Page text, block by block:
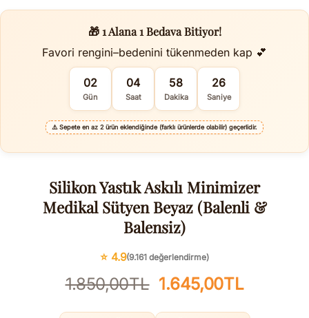
🎁 1 Alana 1 Bedava Bitiyor!
Favori rengini–bedenini tükenmeden kap 💕
02
Gün
04
Saat
58
Dakika
25
Saniye
⚠️ Sepete en az 2 ürün eklendiğinde (farklı ürünlerde olabilir) geçerlidir.
Silikon Yastık Askılı Minimizer
Medikal Sütyen Beyaz (Balenli &
Balensiz)
⭐ 4.9(9.161 değerlendirme)
1.850,00TL Orijinal
1.645,00TLŞu